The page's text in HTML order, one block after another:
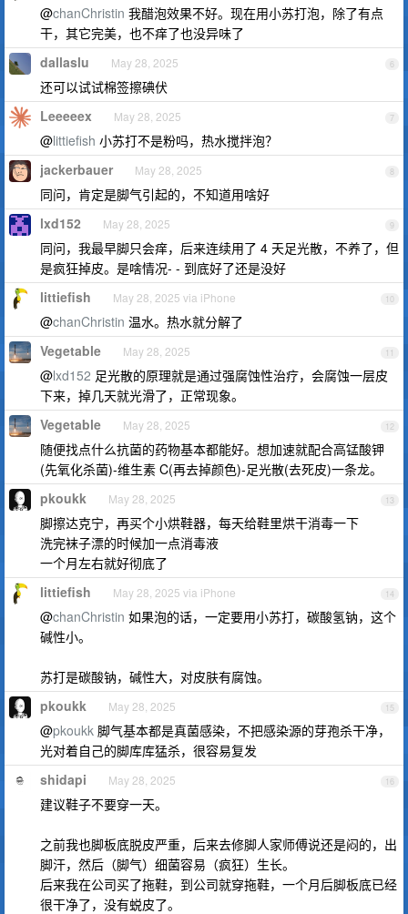
@chanChristin 我醋泡效果不好。现在用小苏打泡，除了有点
干，其它完美，也不痒了也没异味了
6
dallaslu May 28, 2025
还可以试试棉签擦碘伏
7
Leeeeex May 28, 2025
@littiefish 小苏打不是粉吗，热水搅拌泡？
8
jackerbauer May 28, 2025
同问，肯定是脚气引起的，不知道用啥好
9
lxd152 May 28, 2025
同问，我最早脚只会痒，后来连续用了 4 天足光散，不养了，但
是疯狂掉皮。是啥情况- - 到底好了还是没好
10
littiefish May 28, 2025 via iPhone
@chanChristin 温水。热水就分解了
11
Vegetable May 28, 2025
@lxd152 足光散的原理就是通过强腐蚀性治疗，会腐蚀一层皮
下来，掉几天就光滑了，正常现象。
12
Vegetable May 28, 2025
随便找点什么抗菌的药物基本都能好。想加速就配合高锰酸钾
(先氧化杀菌)-维生素 C(再去掉颜色)-足光散(去死皮)一条龙。
13
pkoukk May 28, 2025
脚擦达克宁，再买个小烘鞋器，每天给鞋里烘干消毒一下
洗完袜子漂的时候加一点消毒液
一个月左右就好彻底了
14
littiefish May 28, 2025 via iPhone
@chanChristin 如果泡的话，一定要用小苏打，碳酸氢钠，这个
碱性小。
苏打是碳酸钠，碱性大，对皮肤有腐蚀。
15
pkoukk May 28, 2025
@pkoukk 脚气基本都是真菌感染，不把感染源的芽孢杀干净，
光对着自己的脚库库猛杀，很容易复发
16
shidapi May 28, 2025
建议鞋子不要穿一天。
之前我也脚板底脱皮严重，后来去修脚人家师傅说还是闷的，出
脚汗，然后（脚气）细菌容易（疯狂）生长。
后来我在公司买了拖鞋，到公司就穿拖鞋，一个月后脚板底已经
很干净了，没有蜕皮了。